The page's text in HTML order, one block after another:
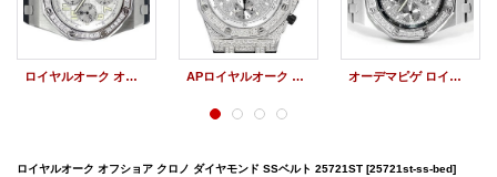
ロイヤルオーク オフショア クロノ ベゼルダイヤ 25721ST.OO.1000ST.07 APロイヤルオーク オフショア クロノグラフ 全面ダイヤモンド オーデマピゲ ロイヤルオーク オフショア クロノ パヴェ ダイヤモンド 25721ST
ロイヤルオーク オフショア クロノ ダイヤモンド SSベルト 25721ST [25721st-ss-bed]